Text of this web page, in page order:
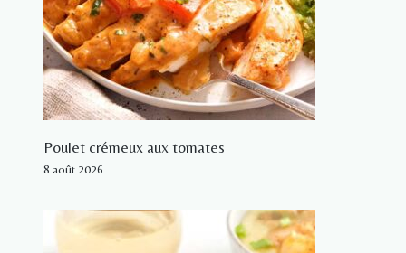
Poulet crémeux aux tomates
8 août 2026